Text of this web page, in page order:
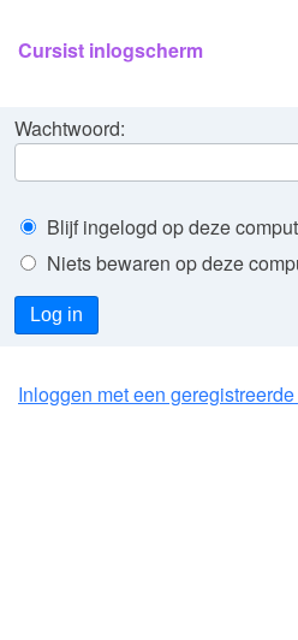
Cursist inlogscherm
Wachtwoord:
Blijf ingelogd op deze
Niets bewaren op deze
Log in
Inloggen met een